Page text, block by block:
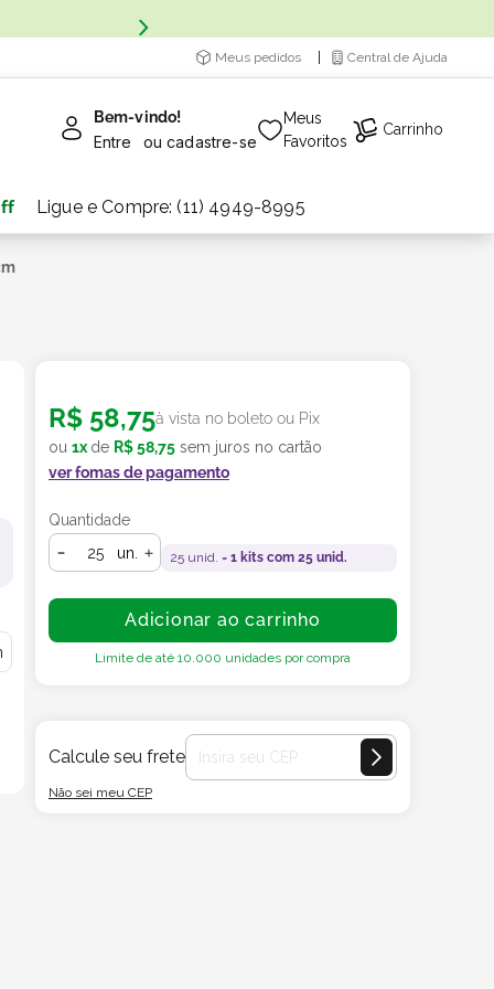
Meus pedidos Central de Ajuda
Bem-vindo!
Entre ou cadastre-se
Meus
Favoritos
Carrinho
Ligue e Compre: (11) 4949-8995
R$ 58,75à vista no boleto ou Pix
ou 1x de R$58,75 sem juros no cartão
ver fomas de pagamento
Quantidade
un.
25 unid. = 1 kits com 25 unid.
Adicionar ao carrinho
Limite de até 10.000 unidades por compra
Calcule seu frete
Não sei meu CEP